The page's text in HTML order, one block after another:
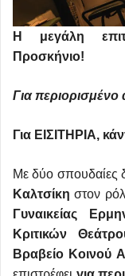
Η μεγάλη
Προσκήνιο!
Για
Για ΕΙΣΙΤΗΡΙΑ,
Με δύο σπουδαίες
Καλτσίκη στον
Γυναικείας
Κριτικών
Βραβείο Κοινού